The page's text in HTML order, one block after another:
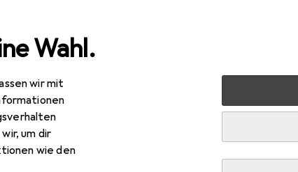
Wahl.
wir mit
um dir
wie den
Peripherie